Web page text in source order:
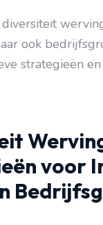
ook
strategieën
voor